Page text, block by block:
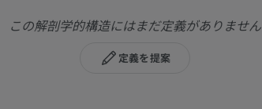
この解剖学的構造にはまだ定義がありません
定義を提案